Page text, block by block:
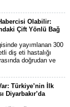
Olabilir:
Çift Yönlü Bağ
yayımlanan 300
diş eti hastalığı
doğrudan ve
Türkiye’nin İlk
Diyarbakır’da